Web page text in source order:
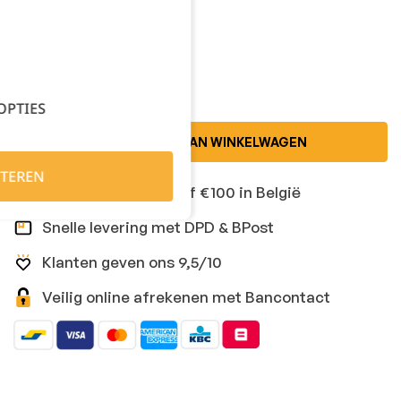
TOEVOEGEN AAN WINKELWAGEN
Gratis levering vanaf €100 in België
Snelle levering met DPD & BPost
Klanten geven ons 9,5/10
Veilig online afrekenen met Bancontact